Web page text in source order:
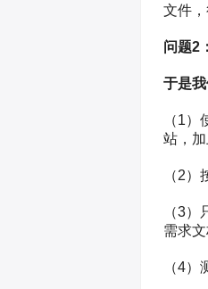
文件
问题2
于是
（1
站，
（2
（3
需求
（4